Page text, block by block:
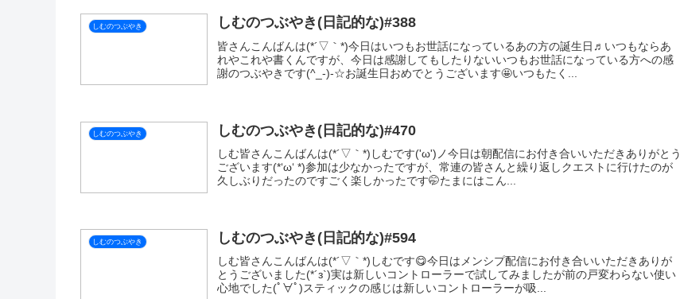
しむのつぶやき しむのつぶやき(日記的な)#388
皆さんこんばんは(*´▽｀*)今日はいつもお世話になっているあの方の誕生日♬いつもならあ
れやこれや書くんですが、今日は感謝してもしたりないいつもお世話になっている方への感
謝のつぶやきです(^_-)-☆お誕生日おめでとうございます🤩いつもたく...
しむのつぶやき しむのつぶやき(日記的な)#470
しむ皆さんこんばんは(*´▽｀*)しむです('ω')ノ今日は朝配信にお付き合いいただきありがとう
ございます(*‘ω‘ *)参加は少なかったですが、常連の皆さんと繰り返しクエストに行けたのが
久しぶりだったのですごく楽しかったです🤭たまにはこん...
しむのつぶやき しむのつぶやき(日記的な)#594
しむ皆さんこんばんは(*´▽｀*)しむです😋今日はメンシプ配信にお付き合いいただきありが
とうございました(*´з`)実は新しいコントローラーで試してみましたが前の戸変わらない使い
心地でした(ﾟ∀ﾟ)スティックの感じは新しいコントローラーが吸...